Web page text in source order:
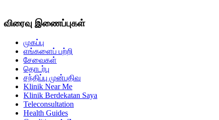
விரைவு இணைப்புகள்
முகப்பு
எங்களைப் பற்றி
சேவைகள்
தொடர்பு
சந்திப்பு முன்பதிவு
Klinik Near Me
Klinik Berdekatan Saya
Teleconsultation
Health Guides